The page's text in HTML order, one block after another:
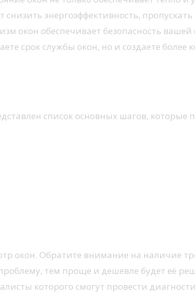
энергоэффективность,
окон обеспечивает безопасность
срок службы окон, но и создаете
список основных шагов, которые
окон. Обратите внимание на наличие
тем проще и дешевле будет её
которого смогут провести